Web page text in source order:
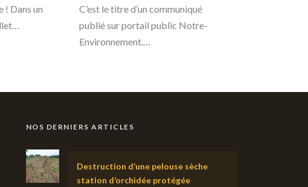
! Dans un
C’est le titre d’un communiqué
publié sur portail public Notre-
Environnement.…
NOS DERNIERS ARTICLES
Destruction d’une pelouse sèche
station d’orchidée protégée